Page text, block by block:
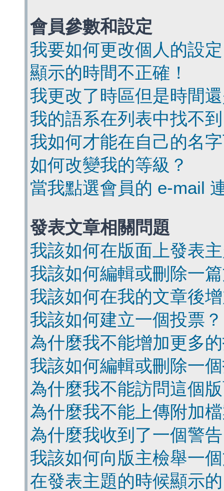
會員參數和設定
我要如何更改個人的設
顯示的時間不正確！
我更改了時區但是時間
我的語系在列表中找不
我如何才能在自己的名
如何改變我的等級？
當我點選會員的 e-mail
發表文章相關問題
我該如何在版面上發表
我該如何編輯或刪除一
我該如何在我的文章後
我該如何建立一個投票？
為什麼我不能增加更多
我該如何編輯或刪除一
為什麼我不能訪問這個
為什麼我不能上傳附加
為什麼我收到了一個警
我該如何向版主檢舉一
在發表主題的時候顯示